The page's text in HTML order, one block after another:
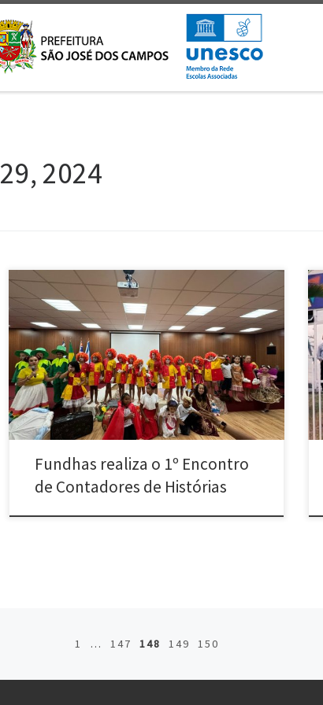
2024
[…]
Fundhas realiza o 1º Encontro
de Contadores de Histórias
1 … 147 148 149 150